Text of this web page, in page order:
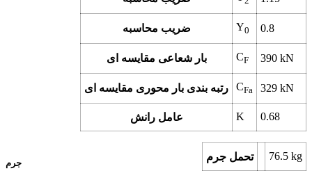
ضریب محاسبه Y0 0.8
بار شعاعی مقایسه ای CF 390 kN
رتبه بندی بار محوری مقایسه ای CFa 329 kN
عامل رانش K 0.68
جرم
تحمل جرم 76.5 kg